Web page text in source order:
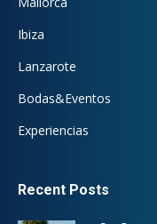
Ibiza
Lanzarote
Bodas&Eventos
Experiencias
Recent Posts